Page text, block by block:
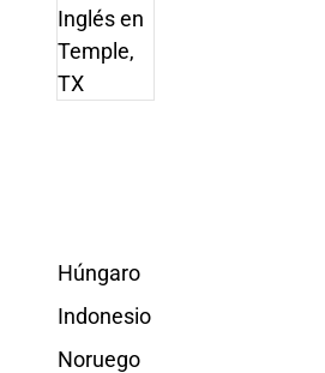
Húngaro
Indonesio
Noruego